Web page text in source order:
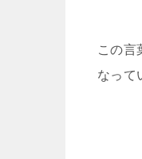
この言
なって